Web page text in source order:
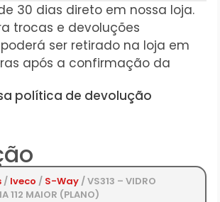
30 dias direto em nossa loja.
trocas e devoluções
ser retirado na loja em
após a confirmação da
política de devolução
/ Iveco / S-Way / VS313 – VIDRO
112 MAIOR (PLANO)